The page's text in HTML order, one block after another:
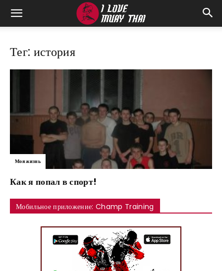
Тег: история
Моя жизнь
Как я попал в спорт!
Мобильное приложение: Champ Training